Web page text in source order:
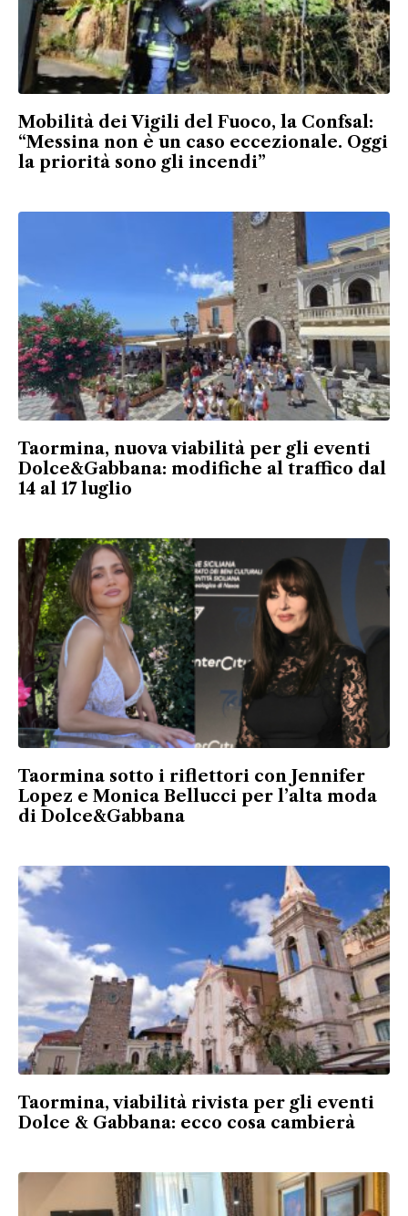
Mobilità dei Vigili del Fuoco, la Confsal:
“Messina non è un caso eccezionale. Oggi
la priorità sono gli incendi”
Taormina, nuova viabilità per gli eventi
Dolce&Gabbana: modifiche al traffico dal
14 al 17 luglio
Taormina sotto i riflettori con Jennifer
Lopez e Monica Bellucci per l’alta moda
di Dolce&Gabbana
Taormina, viabilità rivista per gli eventi
Dolce & Gabbana: ecco cosa cambierà